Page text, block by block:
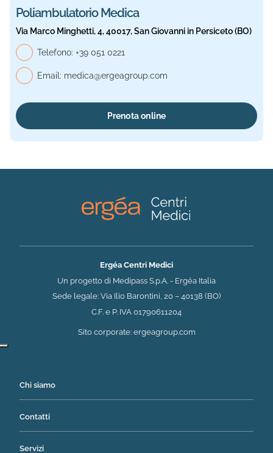
Poliambulatorio Medica
Via Marco Minghetti, 4, 40017, San Giovanni in Persiceto (BO)
Telefono: Telefono, Medica
+39 051 0221
Email: medica@ergeagroup.com
Prenota online
Ergéa Centri Medici
Un progetto di Medipass S.p.A. - Ergéa Italia
Sede legale: Via Ilio Barontini, 20 – 40138 (BO)
C.F. e P. IVA 01790611204
Sito corporate: ergeagroup.com(si apre in una nuova
Chi siamo
Contatti
Servizi